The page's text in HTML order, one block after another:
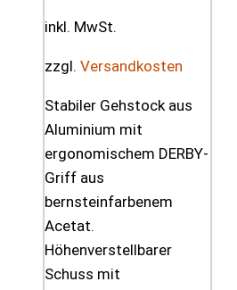
inkl. MwSt.
zzgl. Versandkosten
Stabiler Gehstock aus
Aluminium mit
ergonomischem DERBY-
Griff aus
bernsteinfarbenem
Acetat.
Höhenverstellbarer
Schuss mit